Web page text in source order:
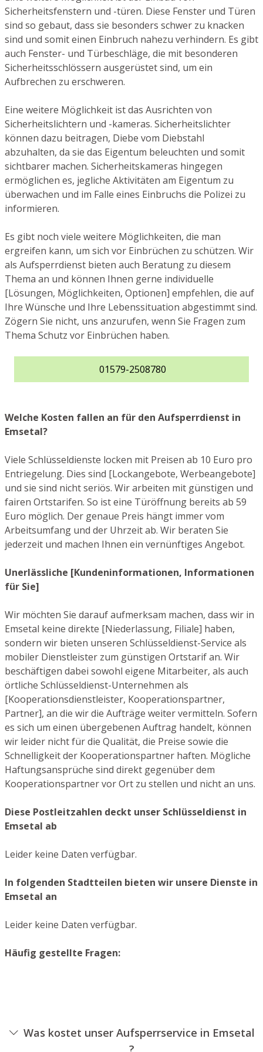
Sicherheitsfenstern und -türen. Diese Fenster und Türen
sind so gebaut, dass sie besonders schwer zu knacken
sind und somit einen Einbruch nahezu verhindern. Es gibt
auch Fenster- und Türbeschläge, die mit besonderen
Sicherheitsschlössern ausgerüstet sind, um ein
Aufbrechen zu erschweren.
Eine weitere Möglichkeit ist das Ausrichten von
Sicherheitslichtern und -kameras. Sicherheitslichter
können dazu beitragen, Diebe vom Diebstahl
abzuhalten, da sie das Eigentum beleuchten und somit
sichtbarer machen. Sicherheitskameras hingegen
ermöglichen es, jegliche Aktivitäten am Eigentum zu
überwachen und im Falle eines Einbruchs die Polizei zu
informieren.
Es gibt noch viele weitere Möglichkeiten, die man
ergreifen kann, um sich vor Einbrüchen zu schützen. Wir
als Aufsperrdienst bieten auch Beratung zu diesem
Thema an und können Ihnen gerne individuelle
[Lösungen, Möglichkeiten, Optionen] empfehlen, die auf
Ihre Wünsche und Ihre Lebenssituation abgestimmt sind.
Zögern Sie nicht, uns anzurufen, wenn Sie Fragen zum
Thema Schutz vor Einbrüchen haben.
01579-2508780
Welche Kosten fallen an für den Aufsperrdienst in
Emsetal?
Viele Schlüsseldienste locken mit Preisen ab 10 Euro pro
Entriegelung. Dies sind [Lockangebote, Werbeangebote]
und sie sind nicht seriös. Wir arbeiten mit günstigen und
fairen Ortstarifen. So ist eine Türöffnung bereits ab 59
Euro möglich. Der genaue Preis hängt immer vom
Arbeitsumfang und der Uhrzeit ab. Wir beraten Sie
jederzeit und machen Ihnen ein vernünftiges Angebot.
Unerlässliche [Kundeninformationen, Informationen
für Sie]
Wir möchten Sie darauf aufmerksam machen, dass wir in
Emsetal keine direkte [Niederlassung, Filiale] haben,
sondern wir bieten unseren Schlüsseldienst-Service als
mobiler Dienstleister zum günstigen Ortstarif an. Wir
beschäftigen dabei sowohl eigene Mitarbeiter, als auch
örtliche Schlüsseldienst-Unternehmen als
[Kooperationsdienstleister, Kooperationspartner,
Partner], an die wir die Aufträge weiter vermitteln. Sofern
es sich um einen übergebenen Auftrag handelt, können
wir leider nicht für die Qualität, die Preise sowie die
Schnelligkeit der Kooperationspartner haften. Mögliche
Haftungsansprüche sind direkt gegenüber dem
Kooperationspartner vor Ort zu stellen und nicht an uns.
Diese Postleitzahlen deckt unser Schlüsseldienst in
Emsetal ab
Leider keine Daten verfügbar.
In folgenden Stadtteilen bieten wir unsere Dienste in
Emsetal an
Leider keine Daten verfügbar.
Häufig gestellte Fragen:
Was kostet unser Aufsperrservice in Emsetal
?